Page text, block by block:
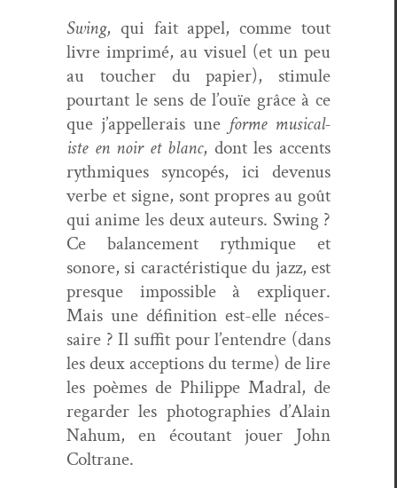
Swing, qui fait appel, comme tout
livre imprimé, au visuel (et un peu
au touch­er du papi­er), stim­ule
pour­tant le sens de l’ouïe grâce à ce
que j’appellerais une forme musi­cal­
iste en noir et blanc, dont les accents
ryth­miques syn­copés, ici devenus
verbe et signe, sont pro­pres au goût
qui ani­me les deux auteurs. Swing ?
Ce bal­ance­ment ryth­mique et
sonore, si car­ac­téris­tique du jazz, est
presque impos­si­ble à expli­quer.
Mais une déf­i­ni­tion est-elle néces­
saire ? Il suf­fit pour l’entendre (dans
les deux accep­tions du terme) de lire
les poèmes de Philippe Madral, de
regarder les pho­togra­phies d’Alain
Nahum, en écoutant jouer John
Coltrane.